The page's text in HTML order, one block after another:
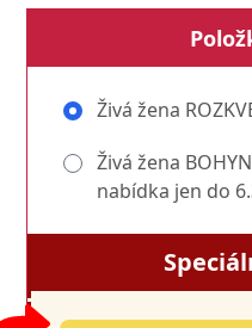
Živá žena
Živá žena
nabídka jen do